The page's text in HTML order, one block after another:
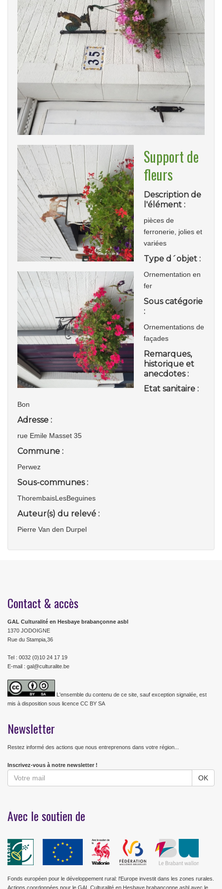
Support de
fleurs
Description de
l'élément :
pièces de
ferronerie, jolies et
variées
Type d´objet :
Ornementation en
fer
Sous catégorie
:
Ornementations de
façades
Remarques,
historique et
anecdotes :
Etat sanitaire :
Bon
Adresse :
rue Emile Masset 35
Commune :
Perwez
Sous-communes :
ThorembaisLesBeguines
Auteur(s) du relevé :
Pierre Van den Durpel
Contact & accès
GAL Culturalité en Hesbaye brabançonne asbl
1370 JODOIGNE
Rue du Stampia,36
Tel : 0032 (0)10 24 17 19
E-mail : gal@culturalite.be
L'ensemble du contenu de ce site, sauf exception signalée, est
mis à disposition sous licence CC BY SA
Newsletter
Restez informé des actions que nous entreprenons dans votre région...
Inscrivez-vous à notre newsletter !
Avec le soutien de
Fonds européen pour le développement rural: l'Europe investit dans les zones rurales.
Actions coordonnées pour le GAL Culturalité en Hesbaye brabançonne asbl avec le